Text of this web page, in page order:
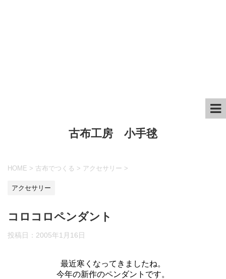
古布工房 小手毬
HOME > 古布でつくる > アクセサリー >
アクセサリー
コロコロペンダント
投稿日： 2005年1月16日
最近寒くなってきましたね。
今年の新作のペンダントです。